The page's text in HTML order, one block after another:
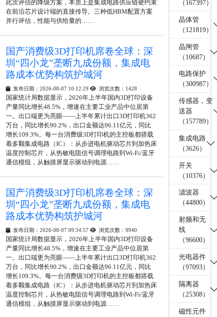
此次评估的降级方案，本质上是集成电路供应链硬约束
在前沿芯片设计端的直接传导。三种低HBM配置方案
并行评估，性能与供给量的……
国产消费级3D打印机席卷全球：深
圳“四小龙”垄断九成份额，集成电
路成本优势构筑护城河
发布日期：2026-08-07 10:12:29 浏览次数：1428
国家统计局数据显示，2026年上半年国内3D打印设备
产量同比增长48.5%，增速在主要工业产品中位居第
一。出口端更为亮眼——上半年累计出口3D打印机362
万台，同比增长90.2%，出口金额达96.11亿元，同比
增长109.3%。每一台消费级3D打印机的主控板都搭载
着多颗集成电路（IC）：从步进电机驱动芯片到加热床
温度控制芯片，从热敏电阻信号调理电路到Wi-Fi/蓝牙
通信模组，从触摸屏显示驱动到电源……
国产消费级3D打印机席卷全球：深
圳“四小龙”垄断九成份额，集成电
路成本优势构筑护城河
发布日期：2026-08-07 09:34:57 浏览次数：9940
国家统计局数据显示，2026年上半年国内3D打印设备
产量同比增长48.5%，增速在主要工业产品中位居第
一。出口端更为亮眼——上半年累计出口3D打印机362
万台，同比增长90.2%，出口金额达96.11亿元，同比
增长109.3%。每一台消费级3D打印机的主控板都搭载
着多颗集成电路（IC）：从步进电机驱动芯片到加热床
温度控制芯片，从热敏电阻信号调理电路到Wi-Fi/蓝牙
通信模组，从触摸屏显示驱动到电源……
（167397）
晶体管
（121819）
晶闸管
（10687）
电路保护
（300987）
传感器，变
送器
（157789）
集成电路
（3626）
开关
（10376）
滤波器
（44800）
射频和无
线
（96600）
光电器件
（97093）
隔离器
（25308）
磁性元件